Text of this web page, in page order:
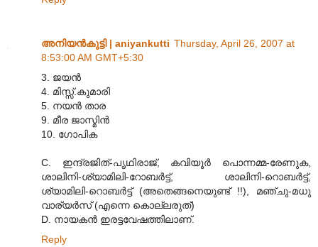
അനിയന്‍കുട്ടി | aniyankutti Thursday, April 26, 2007 at
8:53:00 AM GMT+5:30
3. ജയന്‍
4. മിസ്സ്.കുമാരി
5. നയന്‍ താര
9. മീര ജാസ്മിന്‍
10. ഗോപിക
C. ഇന്ദ്രജിത്-പൃഥിരാജ്, കവിയൂര്‍ പൊന്നമ്മ-രേണുക,
ശാലിനി-ശ്യാമിലി-റോബര്‍ട്ട്, ശാലിനി-റൊബര്‍ട്ട്,
ശ്യാമിലി-റൊബര്‍ട്ട് (അതെങ്ങനെയുണ്ട് !!), മഞ്ചു-മധു
വാര്യര്‍സ് (എന്നെ കൊല്ലരുത്)
D. നായകന്‍ ഇരട്ടവേഷത്തിലാണ്.
Reply